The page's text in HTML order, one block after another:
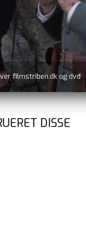
filmstriben.dk og dvd
DISSE